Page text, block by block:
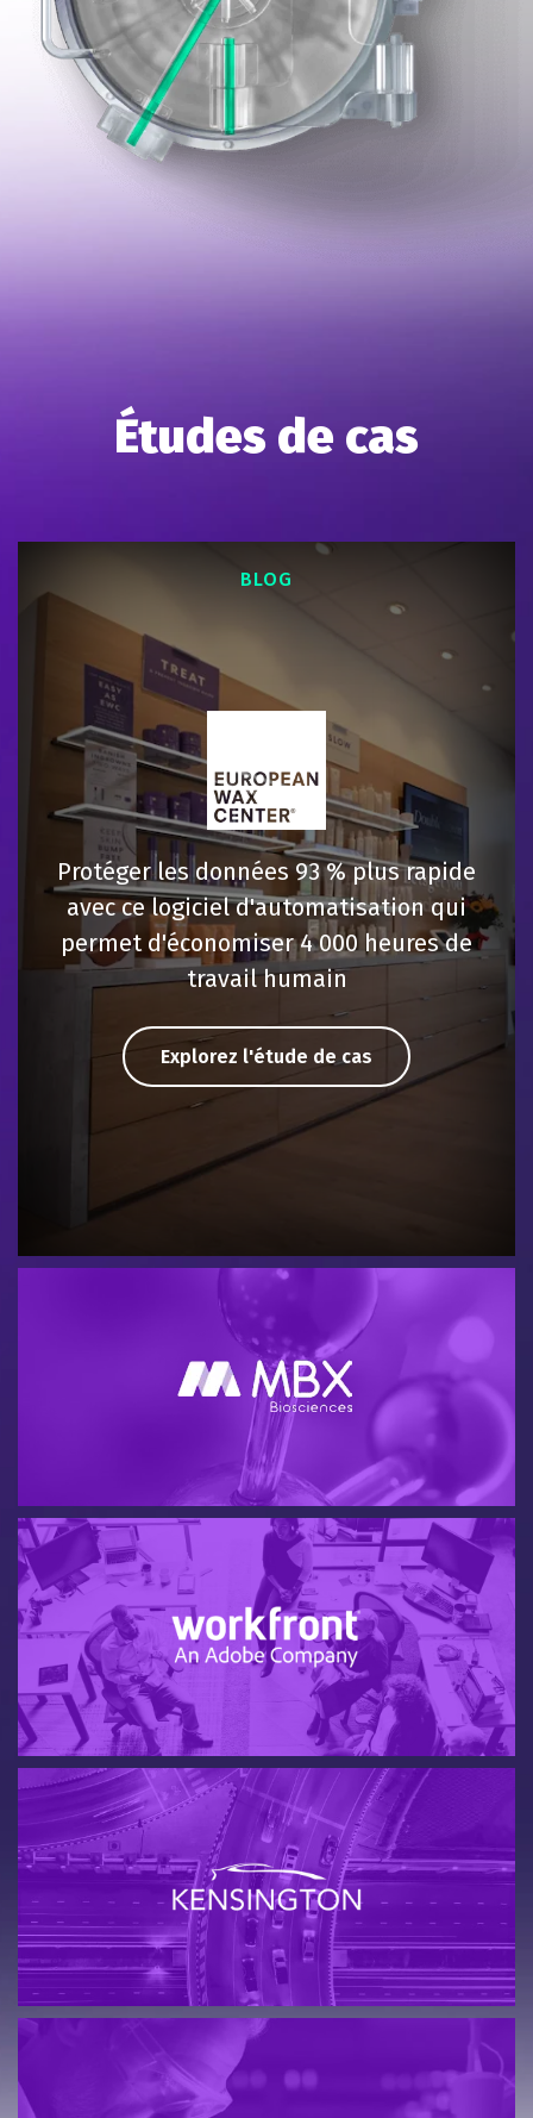
Études de cas
BLOG
Protéger les données 93 % plus rapide
avec ce logiciel d'automatisation qui
permet d'économiser 4 000 heures de
travail humain
Explorez l'étude de cas